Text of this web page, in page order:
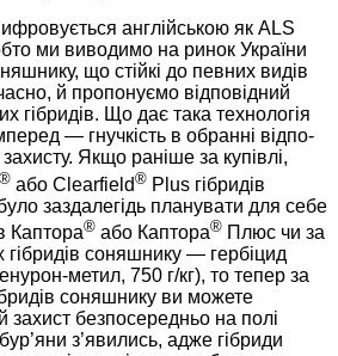
англійською як ALS
ми виводимо на ринок України
що стійкі до певних видів
й пропонуємо відповідний
гібридів. Що дає така технологія
— гнучкість в обранні від­по­
Якщо раніше за купівлі,
® або Clearfield® Plus гібридів
заздалегідь планувати для себе
Каптора® або Каптора® Плюс чи за
гібридів соняшнику — гербіцид
метил, 750 г/кг), то тепер за
соняшнику ви можете
захист безпосередньо на полі
з’явились, адже гібриди